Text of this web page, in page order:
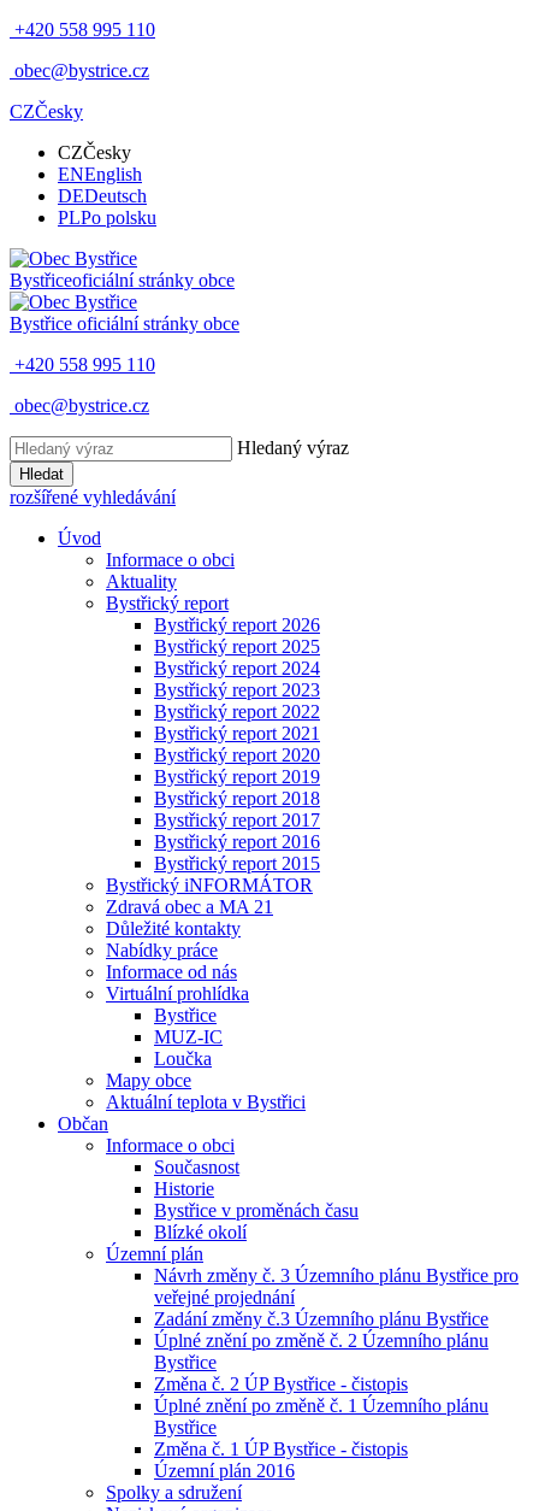
+420 558 995 110
obec@bystrice.cz
CZČesky
CZČesky
ENEnglish
DEDeutsch
PLPo polsku
Bystřiceoficiální stránky obce
Bystřice oficiální stránky obce
+420 558 995 110
obec@bystrice.cz
Hledaný výraz
Hledat
rozšířené vyhledávání
Úvod
Informace o obci
Aktuality
Bystřický report
Bystřický report 2026
Bystřický report 2025
Bystřický report 2024
Bystřický report 2023
Bystřický report 2022
Bystřický report 2021
Bystřický report 2020
Bystřický report 2019
Bystřický report 2018
Bystřický report 2017
Bystřický report 2016
Bystřický report 2015
Bystřický iNFORMÁTOR
Zdravá obec a MA 21
Důležité kontakty
Nabídky práce
Informace od nás
Virtuální prohlídka
Bystřice
MUZ-IC
Loučka
Mapy obce
Aktuální teplota v Bystřici
Občan
Informace o obci
Současnost
Historie
Bystřice v proměnách času
Blízké okolí
Územní plán
Návrh změny č. 3 Územního plánu Bystřice pro
veřejné projednání
Zadání změny č.3 Územního plánu Bystřice
Úplné znění po změně č. 2 Územního plánu
Bystřice
Změna č. 2 ÚP Bystřice - čistopis
Úplné znění po změně č. 1 Územního plánu
Bystřice
Změna č. 1 ÚP Bystřice - čistopis
Územní plán 2016
Spolky a sdružení